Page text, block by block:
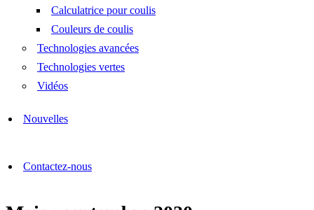
Calculatrice pour coulis
Couleurs de coulis
Technologies avancées
Technologies vertes
Vidéos
Nouvelles
Contactez-nous